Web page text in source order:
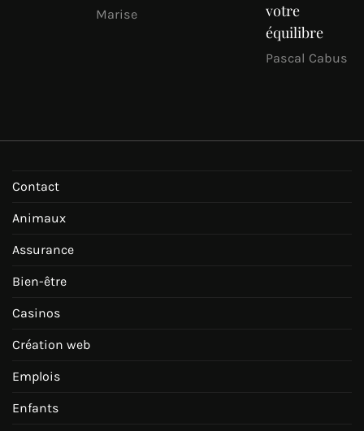
Marise
votre
équilibre
Pascal Cabus
Contact
Animaux
Assurance
Bien-être
Casinos
Création web
Emplois
Enfants